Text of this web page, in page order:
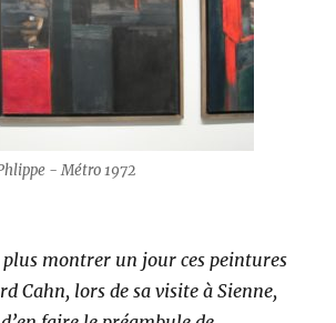
- Métro 1972
plus montrer un jour ces peintures
Cahn, lors de sa visite à Sienne,